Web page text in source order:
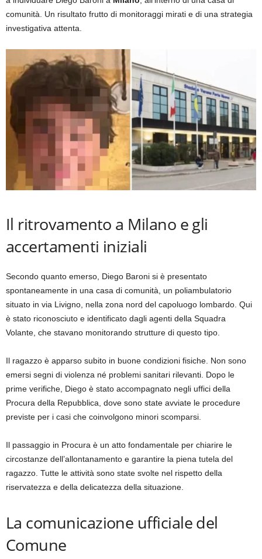
comunità. Un risultato frutto di monitoraggi mirati e di una strategia
investigativa attenta.
Il ritrovamento a Milano e gli
accertamenti iniziali
Secondo quanto emerso, Diego Baroni si è presentato
spontaneamente in una casa di comunità, un poliambulatorio
situato in via Livigno, nella zona nord del capoluogo lombardo. Qui
è stato riconosciuto e identificato dagli agenti della Squadra
Volante, che stavano monitorando strutture di questo tipo.
Il ragazzo è apparso subito in buone condizioni fisiche. Non sono
emersi segni di violenza né problemi sanitari rilevanti. Dopo le
prime verifiche, Diego è stato accompagnato negli uffici della
Procura della Repubblica, dove sono state avviate le procedure
previste per i casi che coinvolgono minori scomparsi.
Il passaggio in Procura è un atto fondamentale per chiarire le
circostanze dell’allontanamento e garantire la piena tutela del
ragazzo. Tutte le attività sono state svolte nel rispetto della
riservatezza e della delicatezza della situazione.
La comunicazione ufficiale del
Comune